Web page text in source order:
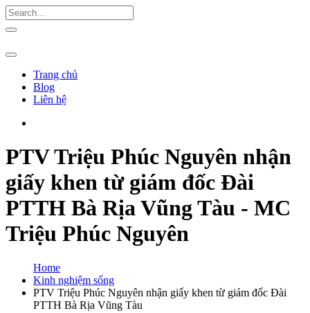
Trang chủ
Blog
Liên hệ
PTV Triệu Phúc Nguyên nhận
giấy khen từ giám đốc Đài
PTTH Bà Rịa Vũng Tàu - MC
Triệu Phúc Nguyên
Home
Kinh nghiệm sống
PTV Triệu Phúc Nguyên nhận giấy khen từ giám đốc Đài
PTTH Bà Rịa Vũng Tàu